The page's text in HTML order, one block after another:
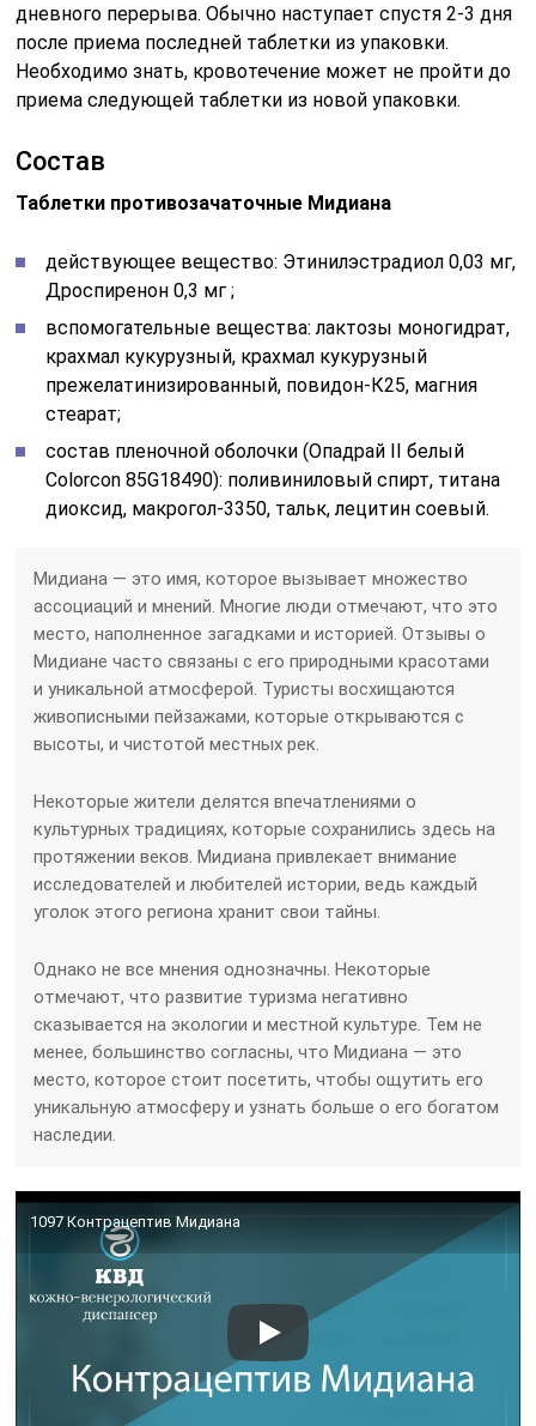
дневного перерыва. Обычно наступает спустя 2-3 дня
после приема последней таблетки из упаковки.
Необходимо знать, кровотечение может не пройти до
приема следующей таблетки из новой упаковки.
Состав
Таблетки противозачаточные Мидиана
действующее вещество: Этинилэстрадиол 0,03 мг,
Дроспиренон 0,3 мг ;
вспомогательные вещества: лактозы моногидрат,
крахмал кукурузный, крахмал кукурузный
прежелатинизированный, повидон-К25, магния
стеарат;
состав пленочной оболочки (Опадрай II белый
Colorcon 85G18490): поливиниловый спирт, титана
диоксид, макрогол-3350, тальк, лецитин соевый.
Мидиана — это имя, которое вызывает множество
ассоциаций и мнений. Многие люди отмечают, что это
место, наполненное загадками и историей. Отзывы о
Мидиане часто связаны с его природными красотами
и уникальной атмосферой. Туристы восхищаются
живописными пейзажами, которые открываются с
высоты, и чистотой местных рек.
Некоторые жители делятся впечатлениями о
культурных традициях, которые сохранились здесь на
протяжении веков. Мидиана привлекает внимание
исследователей и любителей истории, ведь каждый
уголок этого региона хранит свои тайны.
Однако не все мнения однозначны. Некоторые
отмечают, что развитие туризма негативно
сказывается на экологии и местной культуре. Тем не
менее, большинство согласны, что Мидиана — это
место, которое стоит посетить, чтобы ощутить его
уникальную атмосферу и узнать больше о его богатом
наследии.
1097 Контрацептив Мидиана